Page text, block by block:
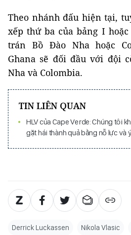
Theo nhánh đấu hiện tại,
xếp thứ ba của bảng I hoặc
trán Bồ Đào Nha hoặc
Ghana sẽ đối đầu với đội
Nha và Colombia.
TIN LIÊN QUAN
HLV của Cape Verde: Chúng tôi
gặt hái thành quả bằng nỗ lực và
Derrick Luckassen Nikola Vlasic